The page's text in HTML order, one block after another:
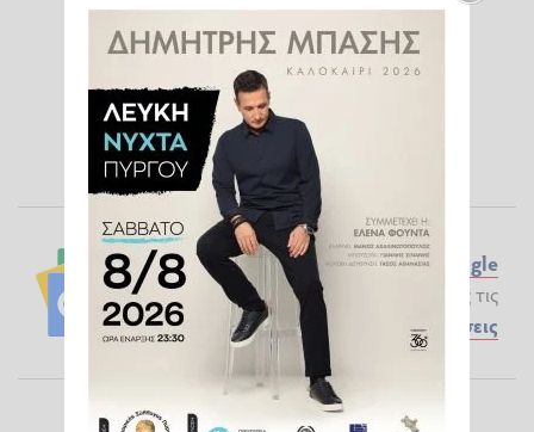
Ακολουθήστε το ilialive.gr στο Google
Newsκαι μάθετε πρώτοι όλες τις
Ειδήσεις